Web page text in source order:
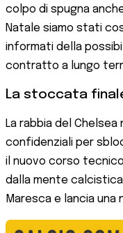
colpo di spugna
Natale siamo stati
informati della
contratto a lungo
La stoccata
La rabbia del
confidenziali per
il nuovo corso
dalla mente
Maresca e lancia